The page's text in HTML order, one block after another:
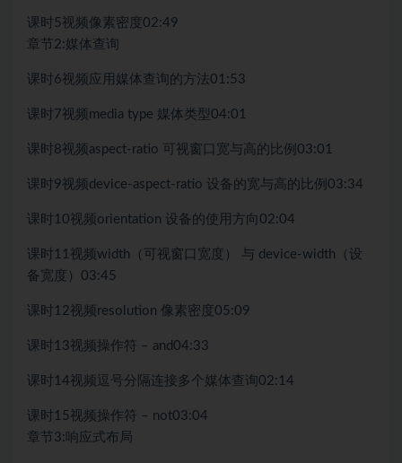
课时5视频像素密度 02:49
章节2:媒体查询
课时6视频 应用媒体查询的方法 01:53
课时7视频 media type 媒体类型 04:01
课时8视频 aspect-ratio 可视窗口宽与高的比例 03:01
课时9视频 device-aspect-ratio 设备的宽与高的比例 03:34
课时10视频 orientation 设备的使用方向 02:04
课时11 视频width（可视窗口宽度） 与 device-width（设
备宽度）
03:45
课时12视频 resolution 像素密度 05:09
课时13视频 操作符 – and 04:33
课时14视频 逗号分隔连接多个媒体查询 02:14
课时15视频 操作符 – not03:04
章节3: 响应式布局